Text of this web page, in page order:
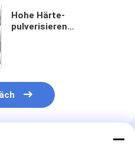
Hohe Härte-
pulverisieren